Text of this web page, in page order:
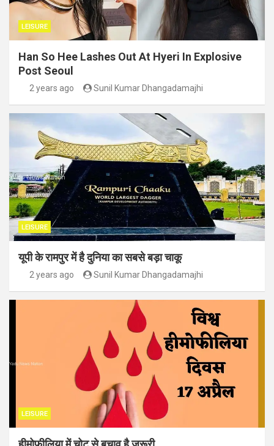
LEISURE
Han So Hee Lashes Out At Hyeri In Explosive
Post Seoul
2 years ago Sunil Kumar Dhangadamajhi
LEISURE
यूपी के रामपुर में है दुनिया का सबसे बड़ा चाकू
2 years ago Sunil Kumar Dhangadamajhi
LEISURE